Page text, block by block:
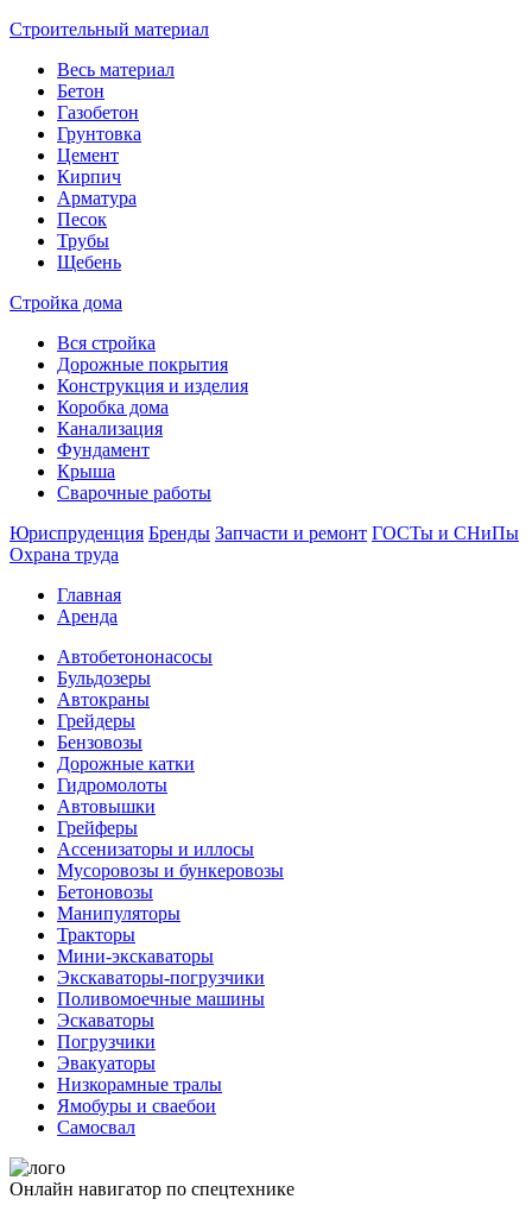
Строительный материал
Весь материал
Бетон
Газобетон
Грунтовка
Цемент
Кирпич
Арматура
Песок
Трубы
Щебень
Стройка дома
Вся стройка
Дорожные покрытия
Конструкция и изделия
Коробка дома
Канализация
Фундамент
Крыша
Сварочные работы
Юриспруденция Бренды Запчасти и ремонт ГОСТы и СНиПы
Охрана труда
Главная
Аренда
Автобетононасосы
Бульдозеры
Автокраны
Грейдеры
Бензовозы
Дорожные катки
Гидромолоты
Автовышки
Грейферы
Ассенизаторы и иллосы
Мусоровозы и бункеровозы
Бетоновозы
Манипуляторы
Тракторы
Мини-экскаваторы
Экскаваторы-погрузчики
Поливомоечные машины
Эскаваторы
Погрузчики
Эвакуаторы
Низкорамные тралы
Ямобуры и сваебои
Самосвал
Онлайн навигатор по спецтехнике